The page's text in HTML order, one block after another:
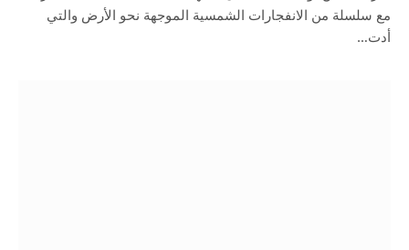
مع سلسلة من الانفجارات الشمسية الموجهة نحو الأرض والتي
أدت…